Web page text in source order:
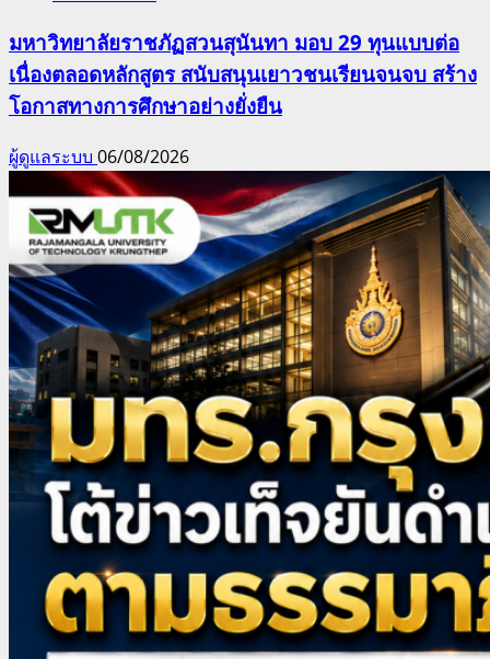
มหาวิทยาลัยราชภัฏสวนสุนันทา มอบ 29 ทุนแบบต่อ
เนื่องตลอดหลักสูตร สนับสนุนเยาวชนเรียนจนจบ สร้าง
โอกาสทางการศึกษาอย่างยั่งยืน
ผู้ดูแลระบบ 06/08/2026